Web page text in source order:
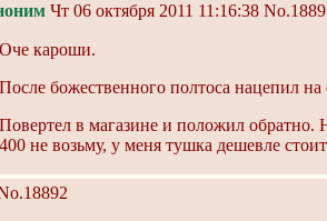
Чт 06 октября 2011 11:16:38
Оче кароши.
После божественного полтоса нацепил
Повертел в магазине и положил
400 не возьму, у меня тушка дешевле